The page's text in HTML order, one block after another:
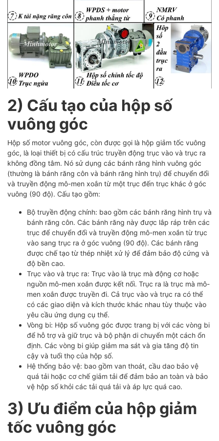
2) Cấu tạo của hộp số
vuông góc
Hộp số motor vuông góc, còn được gọi là hộp giảm tốc vuông
góc, là loại thiết bị có cấu trúc truyền động trục vào và trục ra
không đồng tâm. Nó sử dụng các bánh răng hình vuông góc
(thường là bánh răng côn và bánh răng hình trụ) để chuyển đổi
và truyền động mô-men xoắn từ một trục đến trục khác ở góc
vuông (90 độ). Cấu tạo gồm:
Bộ truyền động chính: bao gồm các bánh răng hình trụ và
bánh răng côn. Các bánh răng này được lắp ráp trên các
trục để chuyển đổi và truyền động mô-men xoắn từ trục
vào sang trục ra ở góc vuông (90 độ). Các bánh răng
được chế tạo từ thép nhiệt xử lý để đảm bảo độ cứng và
độ bền cao.
Trục vào và trục ra: Trục vào là trục mà động cơ hoặc
nguồn mô-men xoắn được kết nối. Trục ra là trục mà mô-
men xoắn được truyền đi. Cả trục vào và trục ra có thể
có các giao diện và kích thước khác nhau tùy thuộc vào
yêu cầu ứng dụng cụ thể.
Vòng bi: Hộp số vuông góc được trang bị với các vòng bi
để hỗ trợ và giữ trục và bộ phận di chuyển một cách ổn
định. Các vòng bi giúp giảm ma sát và gia tăng độ tin
cậy và tuổi thọ của hộp số.
Hệ thống bảo vệ: bao gồm van thoát, cầu dao bảo vệ
quá tải hoặc cơ chế giảm tải để đảm bảo an toàn và bảo
vệ hộp số khỏi các tải quá tải và áp lực quá cao.
3) Ưu điểm của hộp giảm
tốc vuông góc